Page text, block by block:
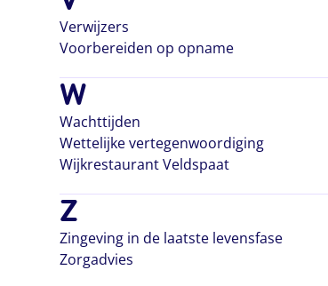
Verwijzers
Voorbereiden op opname
W
Wachttijden
Wettelijke vertegenwoordiging
Wijkrestaurant Veldspaat
Z
Zingeving in de laatste levensfase
Zorgadvies